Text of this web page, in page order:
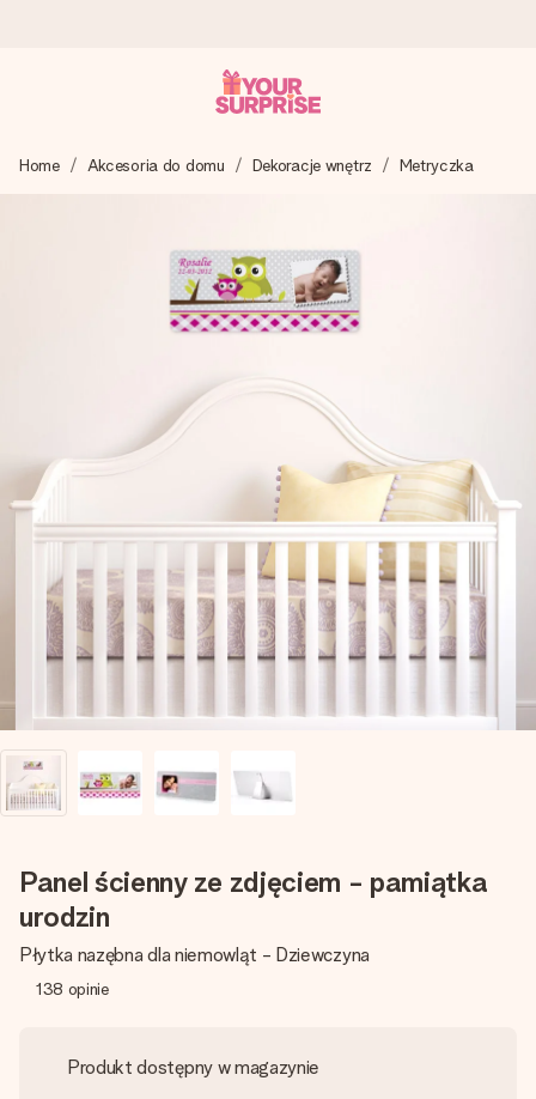
Tworzymy Twój prezent z troską i wysyłamy go w mgnieniu
4,7 (na podstawie +15 000 opinii)
Darmowy bilecik z życzeniami
Stwórz coś wyjątkowego w zaledwie kilku krokach – z jej
imieniem, swoim zdjęciem lub wiadomością, która naprawdę
poruszy serce. Bez problemu, po prostu ogrom miłości na
tę chwilę.
Home Akcesoria do domu Dekoracje wnętrz Metryczka
Panel ścienny ze zdjęciem - pamiątka
urodzin
Płytka nazębna dla niemowląt - Dziewczyna
138 opinie
Produkt dostępny w magazynie